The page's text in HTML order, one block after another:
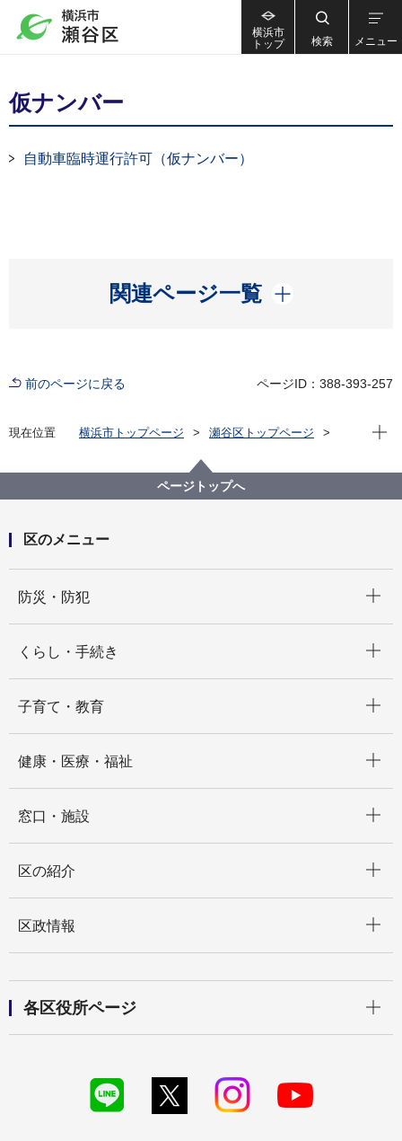
横浜市
トップ
検索 メニュー
仮ナンバー
自動車臨時運行許可（仮ナンバー）
関連ページ一覧
開く
前のページに戻る ページID：388-393-257
現在位置 横浜市トップページ
瀬谷区トップページ
戸籍・住民票・印鑑登録・マイナンバーカード
現在
ページトップへ
区のメニュー
防災・防犯
くらし・手続き
子育て・教育
健康・医療・福祉
窓口・施設
区の紹介
区政情報
各区役所ページ